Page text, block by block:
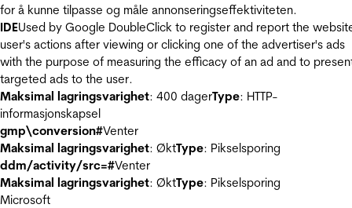
for å kunne tilpasse og måle annonseringseffektiviteten.
IDEUsed by Google DoubleClick to register and report the
user's actions after viewing or clicking one of the advertiser's ads
with the purpose of measuring the efficacy of an ad and to
targeted ads to the user.
Maksimal lagringsvarighet: 400 dagerType: HTTP-
informasjonskapsel
gmp\conversion#Venter
Maksimal lagringsvarighet: ØktType: Pikselsporing
ddm/activity/src=#Venter
Maksimal lagringsvarighet: ØktType: Pikselsporing
Microsoft